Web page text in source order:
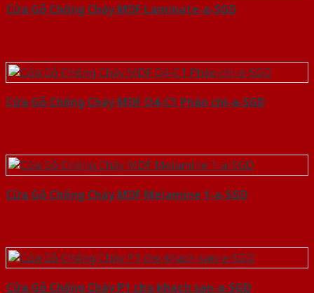
Cửa Gỗ Chống Cháy MDF Laminate-a-SGD
Cửa Gỗ Chống Cháy MDF O4-C1 Phào chi-a-SGD
Cửa Gỗ Chống Cháy MDF Melamine 1-a-SGD
Cửa Gỗ Chống Cháy P1 cho khach san-a-SGD